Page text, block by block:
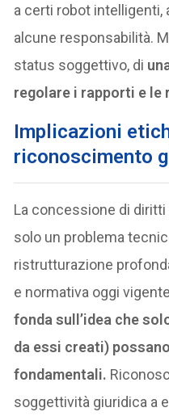
a certi robot intelligenti,
alcune responsabilità.
status soggettivo, di
regolare i rapporti e le
Implicazioni
riconoscimento
La concessione di
solo un problema
ristrutturazione
e normativa oggi
fonda sull’idea che
da essi creati)
fondamentali.
soggettività giuridica a